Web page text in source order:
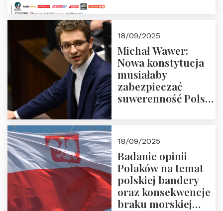
18/09/2025
Michał Wawer:
Nowa konstytucja
musiałaby
zabezpieczać
suwerenność Polski
18/09/2025
Badanie opinii
Polaków na temat
polskiej bandery
oraz konsekwencje
braku morskiej